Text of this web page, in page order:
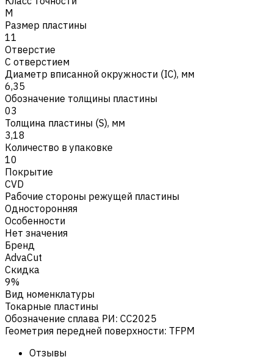
M
Размер пластины
11
Отверстие
С отверстием
Диаметр вписанной окружности (IC), мм
6,35
Обозначение толщины пластины
03
Толщина пластины (S), мм
3,18
Количество в упаковке
10
Покрытие
CVD
Рабочие стороны режущей пластины
Односторонняя
Особенности
Нет значения
Бренд
AdvaCut
Скидка
9%
Вид номенклатуры
Токарные пластины
Обозначение сплава РИ: CC2025
Геометрия передней поверхности: TFPM
Отзывы